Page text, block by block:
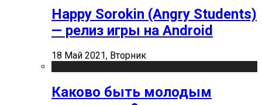
Happy Sorokin (Angry Students)
— релиз игры на Android
18 Май 2021, Вторник
Каково быть молодым